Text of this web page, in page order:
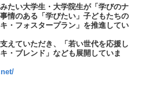
たい大学生・大学院生が「学びのナ
情のある「学びたい」子どもたちの
・フォスタープラン」を推進してい
えていただき、「若い世代を応援し
・ブレンド」なども展開していま